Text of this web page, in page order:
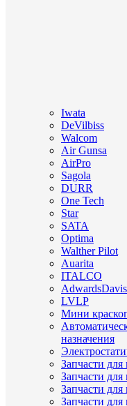
Iwata
DeVilbiss
Walcom
Air Gunsa
AirPro
Sagola
DURR
One Tech
Star
SATA
Optima
Walther Pilot
Auarita
ITALCO
AdwardsDavis
LVLP
Мини
назначения
Запчасти для
Запчасти для
Запчасти для
Запчасти для